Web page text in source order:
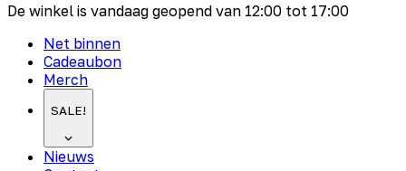
De winkel is vandaag geopend van 12:00 tot 17:00
Net binnen
Cadeaubon
Merch
SALE!
Nieuws